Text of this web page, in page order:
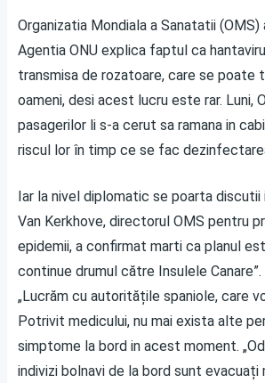
Organizatia Mondiala a Sanatatii (OMS)
Agentia ONU explica faptul ca
transmisa de rozatoare, care se poate
oameni, desi acest lucru este rar. Luni,
pasagerilor li s-a cerut sa ramana in
riscul lor în timp ce se fac
Iar la nivel diplomatic se poarta discutii
Van Kerkhove, directorul OMS pentru
epidemii, a confirmat marti ca planul
continue drumul către Insulele Canare”.
„Lucrăm cu autoritățile spaniole, care
Potrivit medicului, nu mai exista alte
simptome la bord in acest moment.
indivizi bolnavi de la bord sunt evacuați